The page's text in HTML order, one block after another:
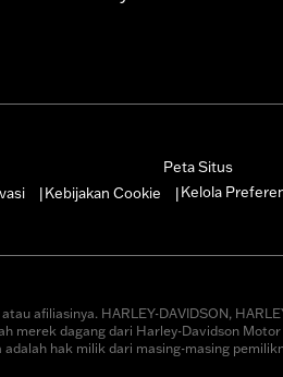
Peta Situs
Kebijakan Cookie Kelola
afiliasinya. HARLEY-DAVIDSON,
merek dagang dari Harley-Davidson
adalah hak milik dari masing-masing